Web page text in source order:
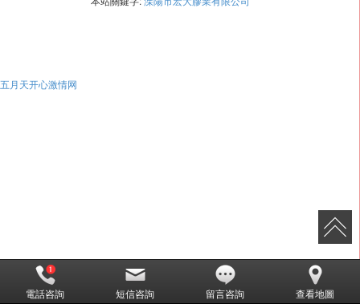
電話咨詢 短信咨詢 留言咨詢 查看地圖
五月天开心激情网